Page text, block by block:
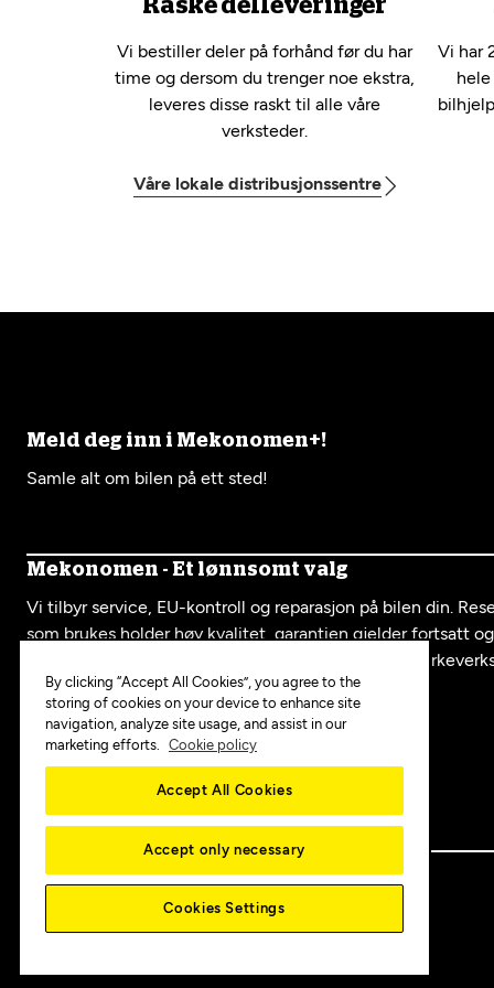
Raske delleveringer
Vi bestiller deler på forhånd før du har
time og dersom du trenger noe ekstra,
leveres disse raskt til alle våre
verksteder.
Våre lokale distribusjonssentre
Vi har
Meld deg inn i Mekonomen+!
Samle alt om bilen på ett sted!
Mekonomen - Et lønnsomt valg
Vi tilbyr service, EU-kontroll og reparasjon på bilen din.
som brukes holder høy kvalitet, garantien gjelder fortsatt
serviceboka fra oss er like mye verdt som hos et
Mekonomen i sosiale medier:
By clicking “Accept All Cookies”, you agree to the
storing of cookies on your device to enhance site
navigation, analyze site usage, and assist in our
marketing efforts. Cookie policy
Accept All Cookies
Accept only necessary
Cookies Settings